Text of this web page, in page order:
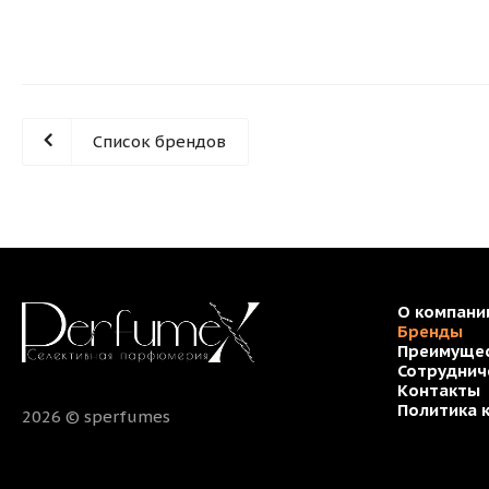
Список брендов
2026 © sperfumes
О
Бренды
Контакты
Политика